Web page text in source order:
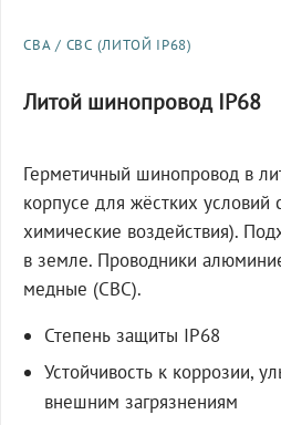
СВА / СВС (ЛИТОЙ IP68)
Литой шинопровод IP68
Герметичный шинопровод в
корпусе для жёстких условий
химические воздействия).
в земле. Проводники
медные (СВС).
Степень защиты IP68
Устойчивость к коррозии,
внешним загрязнениям